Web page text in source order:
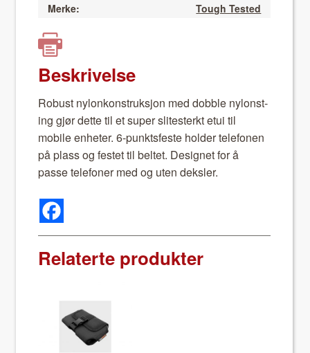
Merke:
Tough Tested
Beskrivelse
Robust nylonkon­struk­sjon med dob­ble nylon­st­
ing gjør dette til et super slitesterkt etui til
mobile enheter. 6-punk­ts­feste hold­er tele­fo­nen
på plass og fes­tet til bel­tet. Designet for å
passe tele­fon­er med og uten dek­sler.
Relaterte produkter